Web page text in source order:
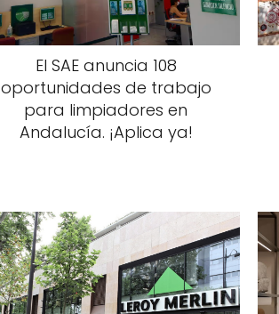
El SAE anuncia 108
oportunidades de trabajo
para limpiadores en
Andalucía. ¡Aplica ya!